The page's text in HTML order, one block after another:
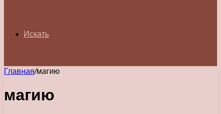
Искать
Главная/магию
магию